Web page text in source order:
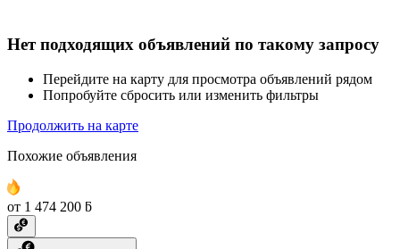
Нет подходящих объявлений по такому запросу
Перейдите на карту для просмотра объявлений рядом
Попробуйте сбросить или изменить фильтры
Продолжить на карте
Похожие объявления
от 1 474 200 ƃ